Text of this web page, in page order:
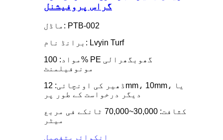
گراس پروفیشنل
ماڈل: PTB-002
برانڈ نام: Lvyin Turf
مواد: 100% PE گھوبگھرالی
مونوفیلمنٹ
ڈھیر کی اونچائی: 12mm، 10mm، یا
دیگر درخواست کے طور پر
کثافت: 30,000~70,000 ٹانکے فی مربع
میٹر
انکوائری تفصیل